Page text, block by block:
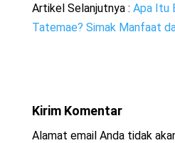
Artikel Selanjutnya : Apa Itu
Tatemae? Simak Manfaat
Kirim Komentar
Alamat email Anda tidak